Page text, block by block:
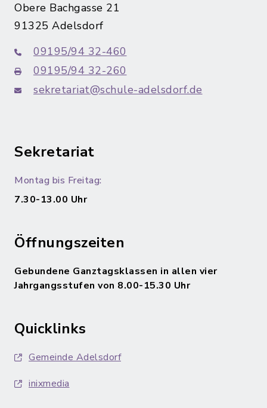
Obere Bachgasse 21
91325 Adelsdorf
09195/94 32-460
09195/94 32-260
sekretariat@schule-adelsdorf.de
Sekretariat
Montag bis Freitag:
7.30-13.00 Uhr
Öffnungszeiten
Gebundene Ganztagsklassen in allen vier
Jahrgangsstufen von 8.00-15.30 Uhr
Quicklinks
Gemeinde Adelsdorf
inixmedia